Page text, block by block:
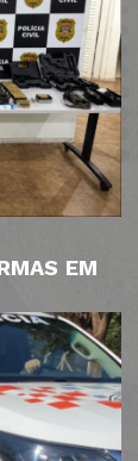
EM